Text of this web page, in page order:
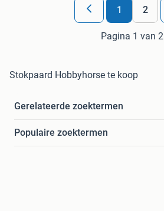
1 2
Pagina 1 van 2
Stokpaard Hobbyhorse te koop
Gerelateerde zoektermen
Populaire zoektermen